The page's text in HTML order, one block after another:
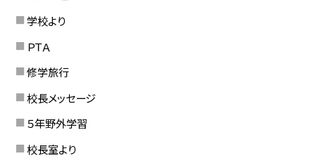
学校より
ＰＴＡ
修学旅行
校長メッセージ
５年野外学習
校長室より